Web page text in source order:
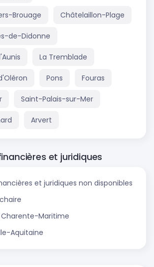
Brouage Châtelaillon-Plage
de-Didonne
La Tremblade
Pons Fouras
Saint-Palais-sur-Mer
Arvert
et juridiques
et juridiques non disponibles
Charente-Maritime
Aquitaine